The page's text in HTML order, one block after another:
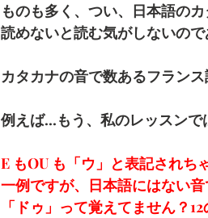
ものも多く、つい、日本語の
読めないと読む気がしないの
カタカナの音で数あるフラン
例えば...もう、私のレッスン
E もOU も「ウ」と表記されち
一例ですが、日本語にはない
「ドゥ」って覚えてません？